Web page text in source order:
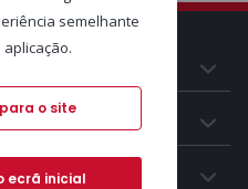
semelhante
o site
ecrã inicial